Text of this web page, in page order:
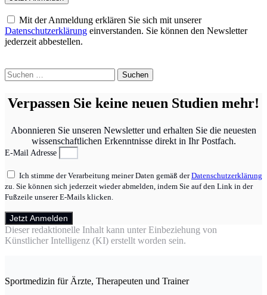
Mit der Anmeldung erklären Sie sich mit unserer
Datenschutzerklärung einverstanden. Sie können den Newsletter
jederzeit abbestellen.
Suchen
nach:
Verpassen Sie keine neuen Studien mehr!
Abonnieren Sie unseren Newsletter und erhalten Sie die neuesten
wissenschaftlichen Erkenntnisse direkt in Ihr Postfach.
E-Mail Adresse
Ich stimme der Verarbeitung meiner Daten gemäß derDatenschutzerklärung
zu. Sie können sich jederzeit wieder abmelden, indem Sie auf den Link in der
Fußzeile unserer E-Mails klicken.
Jetzt Anmelden
Dieser redaktionelle Inhalt kann unter Einbeziehung von
Künstlicher Intelligenz (KI) erstellt worden sein.
Sportmedizin für Ärzte, Therapeuten und Trainer